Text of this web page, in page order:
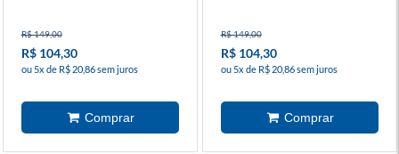
R$ 149,00
R$ 104,30
ou 5x de R$ 20,86 sem juros
R$ 149,00
R$ 104,30
ou 5x de R$ 20,86 sem juros